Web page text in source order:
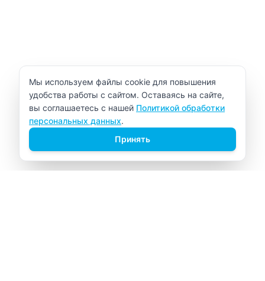
Уведомление об использовании cookie
Мы используем файлы cookie для повышения
удобства работы с сайтом. Оставаясь на сайте,
вы соглашаетесь с нашей Политикой обработки
персональных данных.
Принять